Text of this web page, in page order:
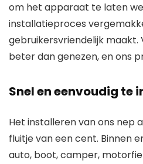
om het apparaat te laten
installatieproces
gebruikersvriendelijk maakt.
beter dan genezen, en ons
Snel en eenvoudig te
Het installeren van ons nep
fluitje van een cent. Binnen
auto, boot, camper,